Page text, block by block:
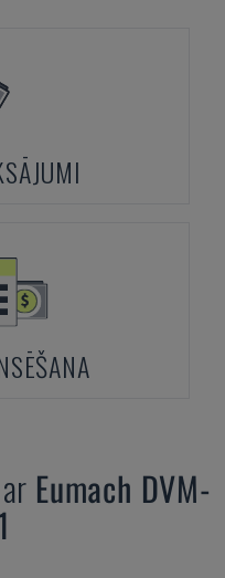
Eumach DVM-